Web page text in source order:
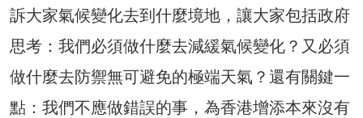
訴大家氣候變化去到什麼境地，讓大家包括政府
思考：我們必須做什麼去減緩氣候變化？又必須
做什麼去防禦無可避免的極端天氣？還有關鍵一
點：我們不應做錯誤的事，為香港增添本來沒有